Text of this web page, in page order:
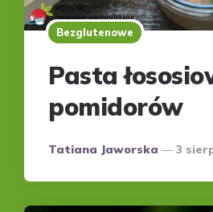
Bezglutenowe
Pasta
pomidorów
Posted
Tatiana Jaworska 3